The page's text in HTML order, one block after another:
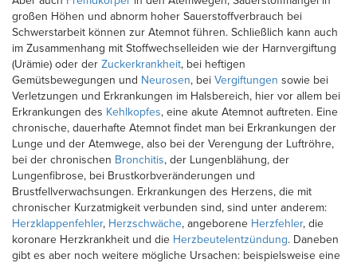
großen Höhen und abnorm hoher Sauerstoffverbrauch bei
Schwerstarbeit können zur Atemnot führen. Schließlich kann auch
im Zusammenhang mit Stoffwechselleiden wie der Harnvergiftung
(Urämie) oder der Zuckerkrankheit, bei heftigen
Gemütsbewegungen und Neurosen, bei Vergiftungen sowie bei
Verletzungen und Erkrankungen im Halsbereich, hier vor allem bei
Erkrankungen des Kehlkopfes, eine akute Atemnot auftreten. Eine
chronische, dauerhafte Atemnot findet man bei Erkrankungen der
Lunge und der Atemwege, also bei der Verengung der Luftröhre,
bei der chronischen Bronchitis, der Lungenblähung, der
Lungenfibrose, bei Brustkorbveränderungen und
Brustfellverwachsungen. Erkrankungen des Herzens, die mit
chronischer Kurzatmigkeit verbunden sind, sind unter anderem:
Herzklappenfehler, Herzschwäche, angeborene Herzfehler, die
koronare Herzkrankheit und die Herzbeutelentzündung. Daneben
gibt es aber noch weitere mögliche Ursachen: beispielsweise eine